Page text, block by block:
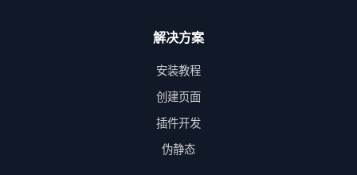
解决方案
安装教程
创建页面
插件开发
伪静态